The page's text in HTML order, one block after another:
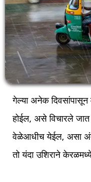
गेल्या अनेक
होईल, असे विचारले जात
वेळेआधीच येईल, असा
तो यंदा उशिराने